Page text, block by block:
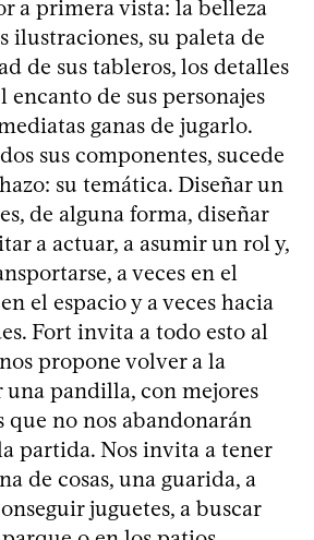
a primera vista: la belleza
ilustraciones, su paleta de
de sus tableros, los detalles
encanto de sus personajes
ganas de jugarlo.
sus componentes, sucede
su temática. Diseñar un
de alguna forma, diseñar
a actuar, a asumir un rol y,
a veces en el
el espacio y a veces hacia
Fort invita a todo esto al
propone volver a la
una pandilla, con mejores
que no nos abandonarán
partida. Nos invita a tener
de cosas, una guarida, a
juguetes, a buscar